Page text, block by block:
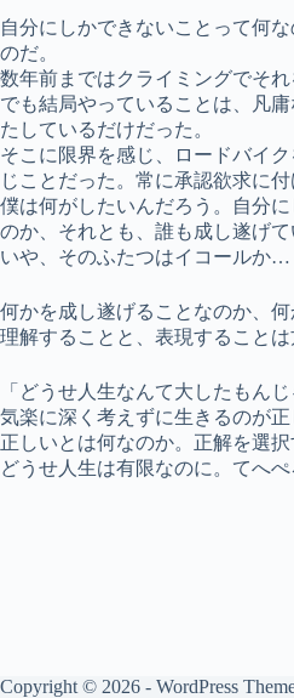
自分にしかできないことって何
のだ。
数年前まではクライミングでそれ
でも結局やっていることは、凡
たしているだけだった。
そこに限界を感じ、ロードバイ
じことだった。常に承認欲求に
僕は何がしたいんだろう。自分
のか、それとも、誰も成し遂げて
いや、そのふたつはイコールか…
何かを成し遂げることなのか、何
理解することと、表現することは
「どうせ人生なんて大したもん
気楽に深く考えずに生きるのが正
正しいとは何なのか。正解を選
どうせ人生は有限なのに。てへぺ
Copyright © 2026 - WordPress